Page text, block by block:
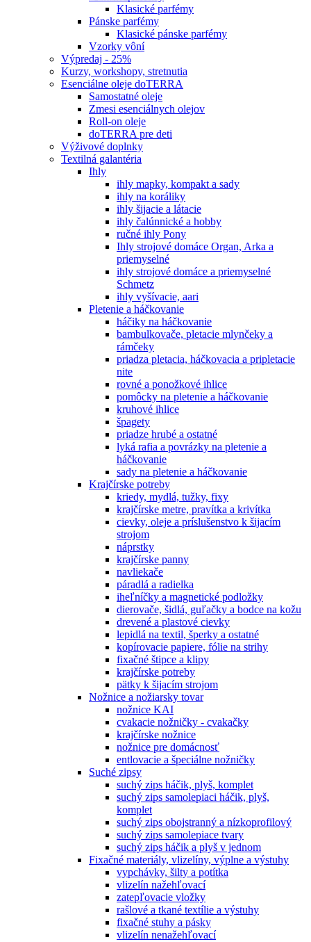
Klasické parfémy
Pánske parfémy
Klasické pánske parfémy
Vzorky vôní
Výpredaj - 25%
Kurzy, workshopy, stretnutia
Esenciálne oleje doTERRA
Samostatné oleje
Zmesi esenciálnych olejov
Roll-on oleje
doTERRA pre deti
Výživové doplnky
Textilná galantéria
Ihly
ihly mapky, kompakt a sady
ihly na koráliky
ihly šijacie a látacie
ihly čalúnnické a hobby
ručné ihly Pony
Ihly strojové domáce Organ, Arka a
priemyselné
ihly strojové domáce a priemyselné
Schmetz
ihly vyšívacie, aari
Pletenie a háčkovanie
háčiky na háčkovanie
bambulkovače, pletacie mlynčeky a
rámčeky
priadza pletacia, háčkovacia a pripletacie
nite
rovné a ponožkové ihlice
pomôcky na pletenie a háčkovanie
kruhové ihlice
špagety
priadze hrubé a ostatné
lyká rafia a povrázky na pletenie a
háčkovanie
sady na pletenie a háčkovanie
Krajčírske potreby
kriedy, mydlá, tužky, fixy
krajčírske metre, pravítka a krivítka
cievky, oleje a príslušenstvo k šijacím
strojom
náprstky
krajčírske panny
navliekače
páradlá a radielka
iheľníčky a magnetické podložky
dierovače, šidlá, guľačky a bodce na kožu
drevené a plastové cievky
lepidlá na textil, šperky a ostatné
kopírovacie papiere, fólie na strihy
fixačné štipce a klipy
krajčírske potreby
pätky k šijacím strojom
Nožnice a nožiarsky tovar
nožnice KAI
cvakacie nožničky - cvakačky
krajčírske nožnice
nožnice pre domácnosť
entlovacie a špeciálne nožničky
Suché zipsy
suchý zips háčik, plyš, komplet
suchý zips samolepiaci háčik, plyš,
komplet
suchý zips obojstranný a nízkoprofilový
suchý zips samolepiace tvary
suchý zips háčik a plyš v jednom
Fixačné materiály, vlizelíny, výplne a výstuhy
vypchávky, šilty a potítka
vlizelín nažehľovací
zatepľovacie vložky
rašlové a tkané textílie a výstuhy
fixačné stuhy a pásky
vlizelín nenažehľovací